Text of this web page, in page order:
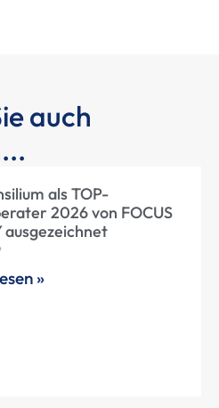
auch
als TOP-
2026 von FOCUS
ausgezeichnet
»